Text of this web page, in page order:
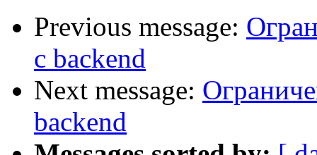
Previous message:
с backend
Next message:
backend